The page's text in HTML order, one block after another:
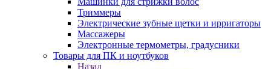
Триммеры
Электрические зубные щетки и ирригаторы
Массажеры
Электронные термометры, градусники
Товары для ПК и ноутбуков
Назад